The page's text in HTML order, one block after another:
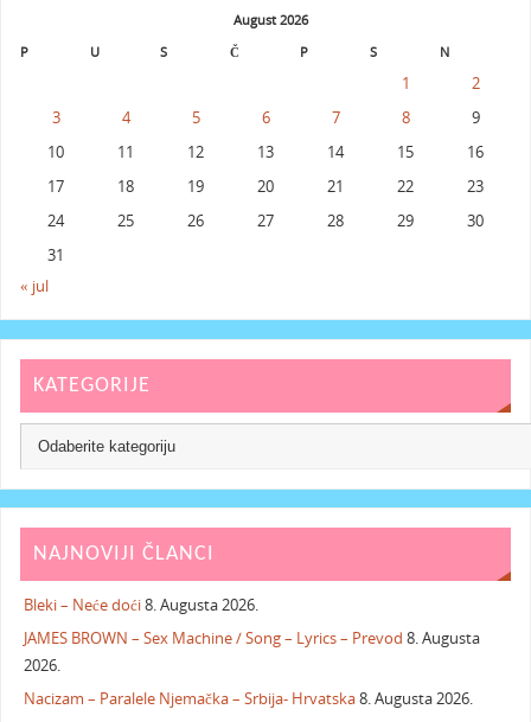
August 2026
P
U S Č P S N
1
2
3
4 5 6 7 8
9
10
11 12 13 14 15
16
17
18 19 20 21 22
23
24
25 26 27 28 29
30
31
« jul
KATEGORIJE
NAJNOVIJI ČLANCI
Bleki – Neće doći8. Augusta 2026.
JAMES BROWN – Sex Machine / Song – Lyrics – Prevod 8. Augusta
2026.
Nacizam – Paralele Njemačka – Srbija- Hrvatska8. Augusta 2026.